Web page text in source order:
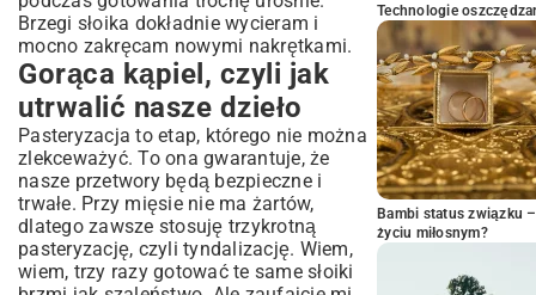
Brzegi słoika dokładnie wycieram i
mocno zakręcam nowymi nakrętkami.
Gorąca kąpiel, czyli jak
utrwalić nasze dzieło
Pasteryzacja to etap, którego nie można
zlekceważyć. To ona gwarantuje, że
nasze przetwory będą bezpieczne i
trwałe. Przy mięsie nie ma żartów,
dlatego zawsze stosuję trzykrotną
pasteryzację, czyli tyndalizację. Wiem,
wiem, trzy razy gotować te same słoiki
Technologie
Bambi status związku
życiu miłosnym?